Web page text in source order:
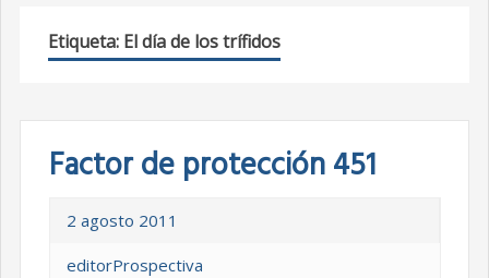
Etiqueta: El día de los trífidos
Factor de protección 451
2 agosto 2011
editorProspectiva